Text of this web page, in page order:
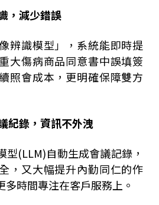
，減少錯誤
辨識模型」，系統能即時提
大傷病商品同意書中誤填簽
照會成本，更明確保障雙方
紀錄，資訊不外洩
型(LLM)自動生成會議記錄，
，又大幅提升內勤同仁的作
時間專注在客戶服務上。